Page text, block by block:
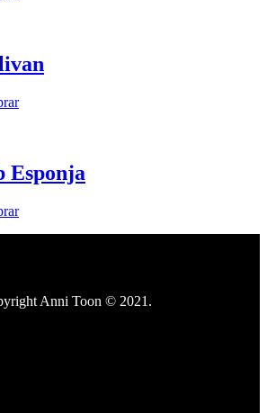
Esponja
Anni Toon © 2021.